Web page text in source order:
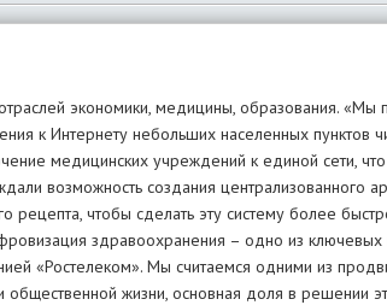
экономики, медицины, образования. «Мы
к Интернету небольших населенных пунктов
медицинских учреждений к единой сети, что
возможность создания централизованного
чтобы сделать эту систему более
здравоохранения – одно из ключевых
«Ростелеком». Мы считаемся одними из
жизни, основная доля в решении